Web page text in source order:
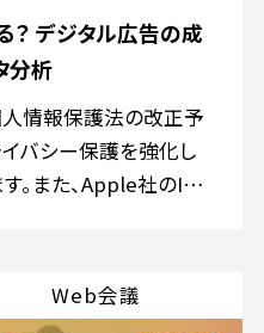
？ デジタル広告の成
分析
人情報保護法の改正予
バシー保護を強化し
。また、Apple社のITP
れらの動きにより、
域における影響は
Web会議